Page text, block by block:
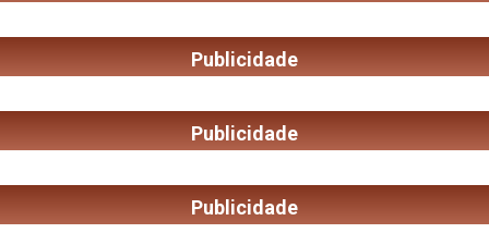
Publicidade
Publicidade
Publicidade